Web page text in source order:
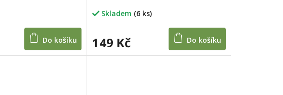
Do košíku
Skladem (6 ks)
149 Kč Do košíku